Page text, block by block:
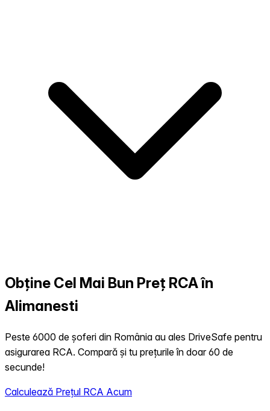
Obține Cel Mai Bun Preț RCA în
Alimanesti
Peste 6000 de șoferi din România au ales DriveSafe pentru
asigurarea RCA. Compară și tu prețurile în doar 60 de
secunde!
Calculează Prețul RCA Acum